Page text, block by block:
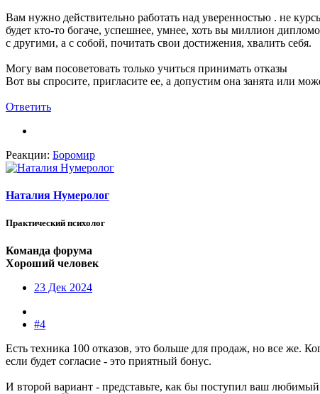
Вам нужно действительно работать над уверенностью . не
будет кто-то богаче, успешнее, умнее, хоть вы миллион
с другими, а с собой, почитать свои достижения, хвалить себя.
Могу вам посоветовать только учиться принимать отказы
Вот вы спросите, пригласите ее, а допустим она занята или
Ответить
Реакции: Боромир
Наталия Нумеролог
Практический психолог
Команда форума
Хороший человек
23 Дек 2024
#4
Есть техника 100 отказов, это больше для продаж, но все же.
если будет согласие - это приятный бонус.
И второй вариант - представьте, как бы поступил ваш